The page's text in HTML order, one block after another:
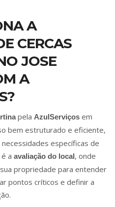
A
CERCAS
JOSE
A
pela AzulServiços em
bem estruturado e eficiente,
específicas de
a avaliação do local, onde
propriedade para entender
pontos críticos e definir a